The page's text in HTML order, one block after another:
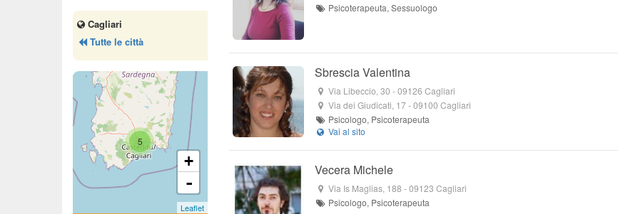
Psicoterapeuta, Sessuologo
Sbrescia Valentina
Via Libeccio, 30 -09126 Cagliari
Via dei Giudicati, 17-09100 Cagliari
Psicologo, Psicoterapeuta
Vecera Michele
Via Is Maglias, 188 -09123 Cagliari
Psicologo, Psicoterapeuta
Cagliari
Tutte le città
5
+
-
Leaflet